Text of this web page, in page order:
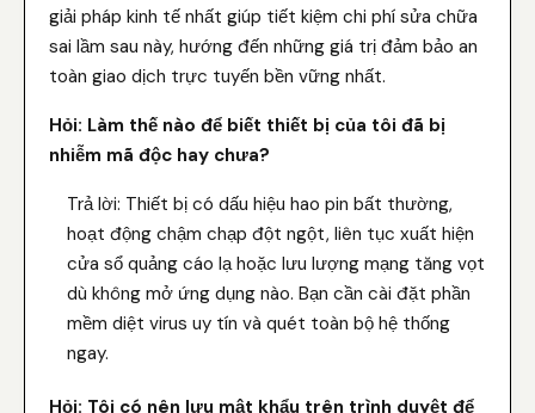
giải pháp kinh tế nhất giúp tiết kiệm chi phí sửa chữa
sai lầm sau này, hướng đến những giá trị đảm bảo an
toàn giao dịch trực tuyến bền vững nhất.
Hỏi: Làm thế nào để biết thiết bị của tôi đã bị
nhiễm mã độc hay chưa?
Trả lời: Thiết bị có dấu hiệu hao pin bất thường,
hoạt động chậm chạp đột ngột, liên tục xuất hiện
cửa sổ quảng cáo lạ hoặc lưu lượng mạng tăng vọt
dù không mở ứng dụng nào. Bạn cần cài đặt phần
mềm diệt virus uy tín và quét toàn bộ hệ thống
ngay.
Hỏi: Tôi có nên lưu mật khẩu trên trình duyệt để